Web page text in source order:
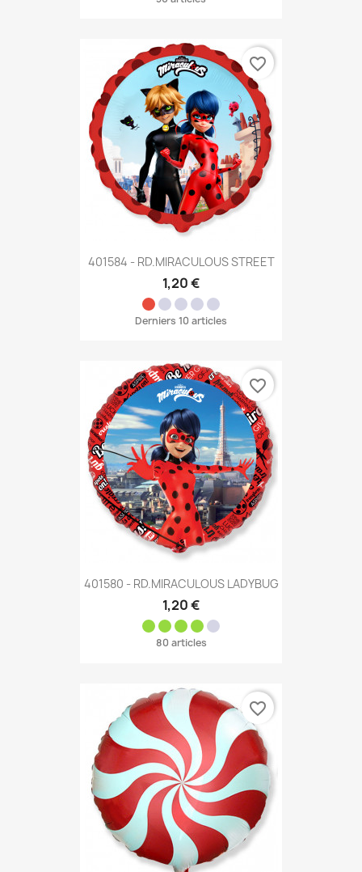
401584 - RD.MIRACULOUS STREET
1,20 €
Derniers 10 articles
favorite_border
401580 - RD.MIRACULOUS LADYBUG
1,20 €
80 articles
favorite_border
favorite_border